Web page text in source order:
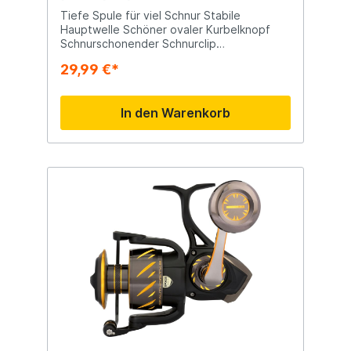
Tiefe Spule für viel Schnur Stabile
Hauptwelle Schöner ovaler Kurbelknopf
Schnurschonender Schnurclip
Angeln auf See vom Boot aus Ausgestattet
einzustellende Bremse
29,99 €*
In den Warenkorb